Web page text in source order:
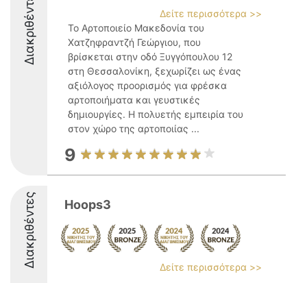
Διακριθέντες
Δείτε περισσότερα >>
Το Αρτοποιείο Μακεδονία του
Χατζηφραντζή Γεώργιου, που
βρίσκεται στην οδό Ξυγγόπουλου 12
στη Θεσσαλονίκη, ξεχωρίζει ως ένας
αξιόλογος προορισμός για φρέσκα
αρτοποιήματα και γευστικές
δημιουργίες. Η πολυετής εμπειρία του
στον χώρο της αρτοποιίας ...
9
Διακριθέντες Hoops3
Δείτε περισσότερα >>